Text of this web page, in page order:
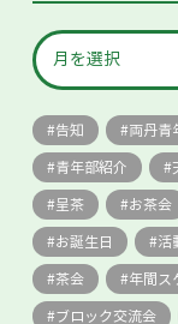
告知 両丹青
青年部紹介
呈茶 お茶会
お誕生日 活
茶会 年間ス
ブロック交流会